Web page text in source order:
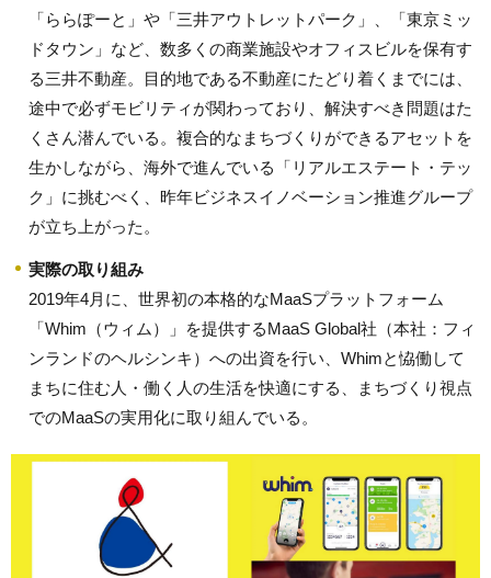
「ららぽーと」や「三井アウトレットパーク」、「東京ミッ
ドタウン」など、数多くの商業施設やオフィスビルを保有す
る三井不動産。目的地である不動産にたどり着くまでには、
途中で必ずモビリティが関わっており、解決すべき問題はた
くさん潜んでいる。複合的なまちづくりができるアセットを
生かしながら、海外で進んでいる「リアルエステート・テッ
ク」に挑むべく、昨年ビジネスイノベーション推進グループ
が立ち上がった。
実際の取り組み
2019年4月に、世界初の本格的なMaaSプラットフォーム
「Whim（ウィム）」を提供するMaaS Global社（本社：フィ
ンランドのヘルシンキ）への出資を行い、Whimと恊働して
まちに住む人・働く人の生活を快適にする、まちづくり視点
でのMaaSの実用化に取り組んでいる。